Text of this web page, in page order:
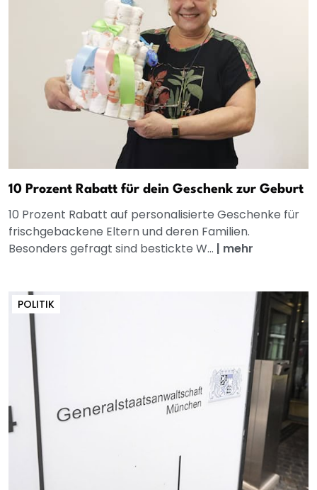
10 Prozent Rabatt für dein Geschenk zur Geburt
10 Prozent Rabatt auf personalisierte Geschenke für
frischgebackene Eltern und deren Familien.
Besonders gefragt sind bestickte W... | mehr
POLITIK